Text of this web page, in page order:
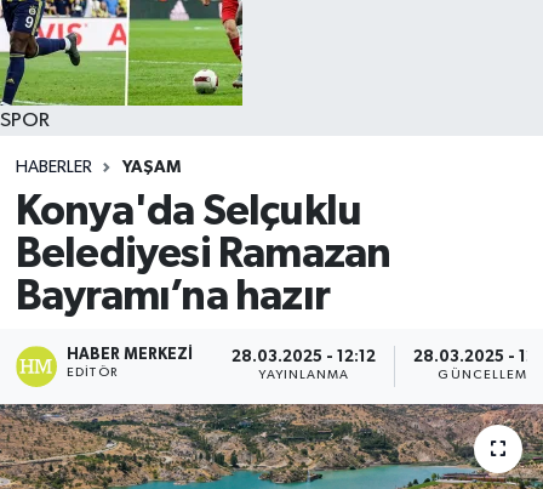
SPOR
HABERLER YAŞAM
Konya'da Selçuklu
Belediyesi Ramazan
Bayramı’na hazır
HABER MERKEZI
EDITÖR
28.03.2025 - 12:12
YAYINLANMA
28.03.2025 -
GÜNCELLEME